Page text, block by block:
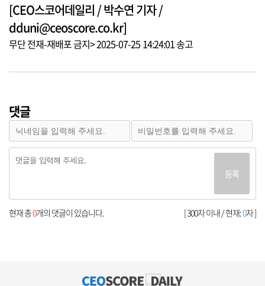
[CEO스코어데일리 / 박수연 기자 /
dduni@ceoscore.co.kr]
무단 전재-재배포 금지> 2025-07-25 14:24:01 송고
댓글
등록
[ 300자 이내 / 현재:0자 ]
현재 총0개의 댓글이 있습니다.